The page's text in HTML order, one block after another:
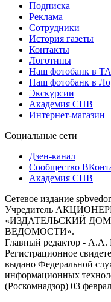
Подписка
Реклама
Сотрудники
История газеты
Контакты
Логотипы
Наш фотобанк в
Наш фотобанк в
Экскурсии
Академия СПВ
Интернет-магазин
Социальные сети
Дзен-канал
Сообщество
Академия СПВ
Сетевое издание
Учредитель
«ИЗДАТЕЛЬСКИЙ
ВЕДОМОСТИ».
Главный редактор - А.А.
Регистрационное
выдано Федеральной
информационных
(Роскомнадзор) 03